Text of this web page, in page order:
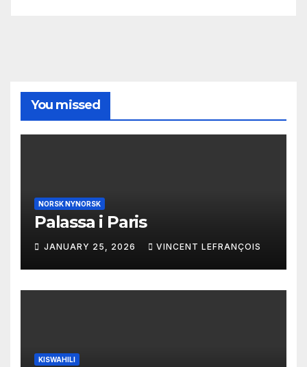
You missed
NORSK NYNORSK
Palassa i Paris
JANUARY 25, 2026 VINCENT LEFRANÇOIS
KISWAHILI